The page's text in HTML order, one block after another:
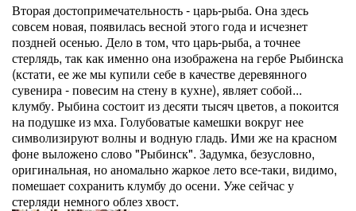
Вторая достопримечательность - царь-рыба. Она здесь
совсем новая, появилась весной этого года и исчезнет
поздней осенью. Дело в том, что царь-рыба, а точнее
стерлядь, так как именно она изображена на гербе Рыбинска
(кстати, ее же мы купили себе в качестве деревянного
сувенира - повесим на стену в кухне), являет собой...
клумбу. Рыбина состоит из десяти тысяч цветов, а покоится
на подушке из мха. Голубоватые камешки вокруг нее
символизируют волны и водную гладь. Ими же на красном
фоне выложено слово "Рыбинск". Задумка, безусловно,
оригинальная, но аномально жаркое лето все-таки, видимо,
помешает сохранить клумбу до осени. Уже сейчас у
стерляди немного облез хвост.